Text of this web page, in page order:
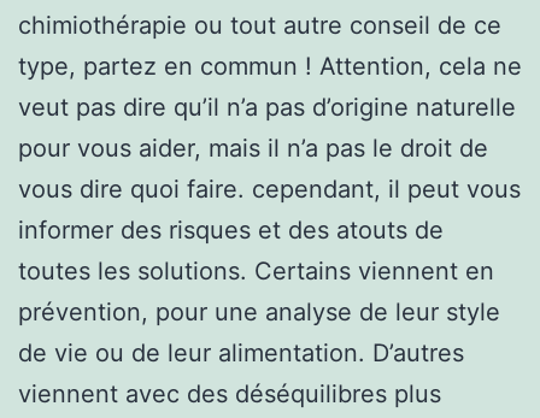
chimiothérapie ou tout autre conseil de ce
type, partez en commun ! Attention, cela ne
veut pas dire qu’il n’a pas d’origine naturelle
pour vous aider, mais il n’a pas le droit de
vous dire quoi faire. cependant, il peut vous
informer des risques et des atouts de
toutes les solutions. Certains viennent en
prévention, pour une analyse de leur style
de vie ou de leur alimentation. D’autres
viennent avec des déséquilibres plus